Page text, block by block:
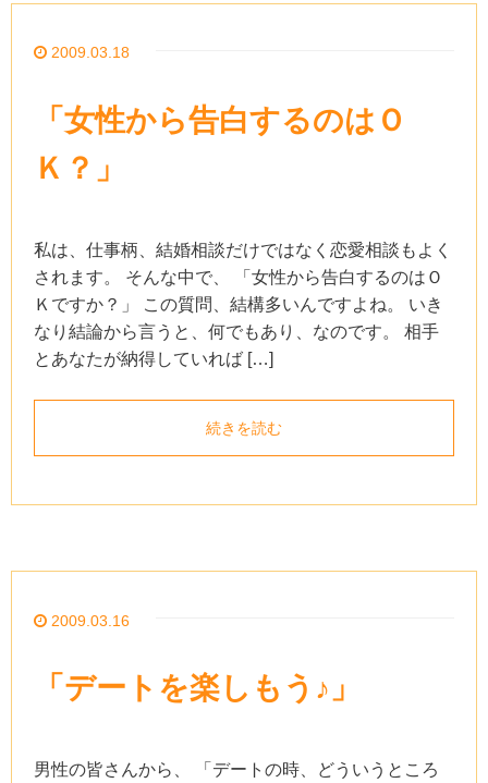
2009.03.18
「女性から告白するのはＯ
Ｋ？」
私は、仕事柄、結婚相談だけではなく恋愛相談もよく
されます。 そんな中で、 「女性から告白するのはＯ
Ｋですか？」 この質問、結構多いんですよね。 いき
なり結論から言うと、何でもあり、なのです。 相手
とあなたが納得していれば […]
続きを読む
2009.03.16
「デートを楽しもう♪」
男性の皆さんから、 「デートの時、どういうところ